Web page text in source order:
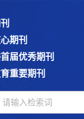
期刊
届优秀期刊
重要期刊